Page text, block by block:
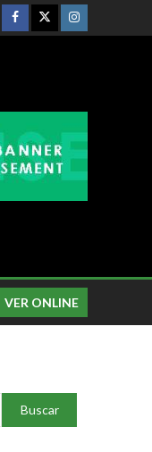
VER ONLINE